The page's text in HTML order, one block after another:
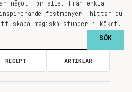
något för alla. Från enkla
festmenyer, hittar du
skapa magiska stunder i köket.
RECEPT ARTIKLAR